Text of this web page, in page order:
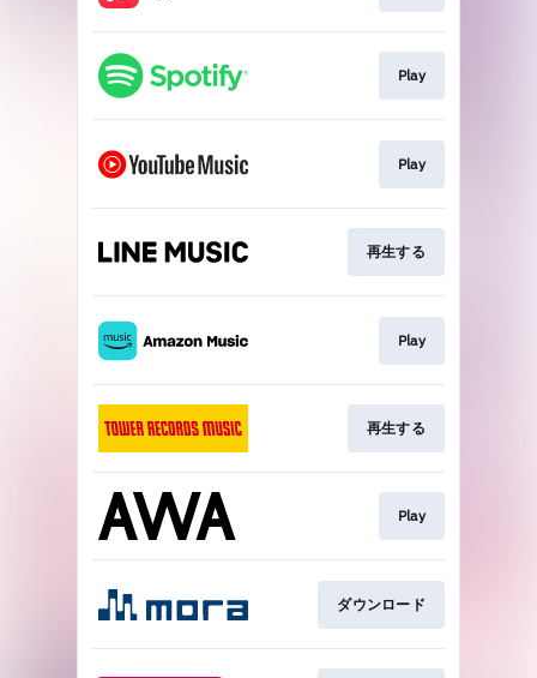
Play
Play
再生する
Play
再生する
Play
ダウンロード